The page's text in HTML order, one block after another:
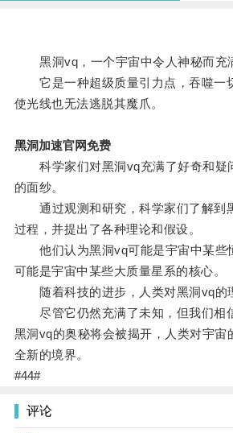
黑洞vq，一个宇宙中令人神秘而充
它是一种超级质量引力点，吞噬一
使光线也无法逃脱其魔爪。
黑洞加速官网免费
科学家们对黑洞vq充满了好奇和疑
的面纱。
通过观测和研究，科学家们了解到
过程，并提出了各种理论和假设。
他们认为黑洞vq可能是宇宙中某些
可能是宇宙中某些大质量星系的核心。
随着科技的进步，人类对黑洞vq的
尽管它仍然充满了未知，但我们相
黑洞vq的奥秘将会被揭开，人类对宇宙
全新的境界。
#44#
评论